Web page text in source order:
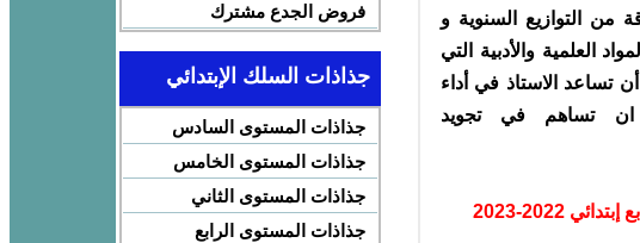
من التوازيع السنوية و
العلمية والأدبية التي
تساعد الاستاذ في أداء
ان تساهم في تجويد
2022-2023
فروض الجدع مشترك
جذاذات السلك الإبتدائي
جذاذات المستوى السادس
جذاذات المستوى الخامس
جذاذات المستوى الثاني
جذاذات المستوى الرابع